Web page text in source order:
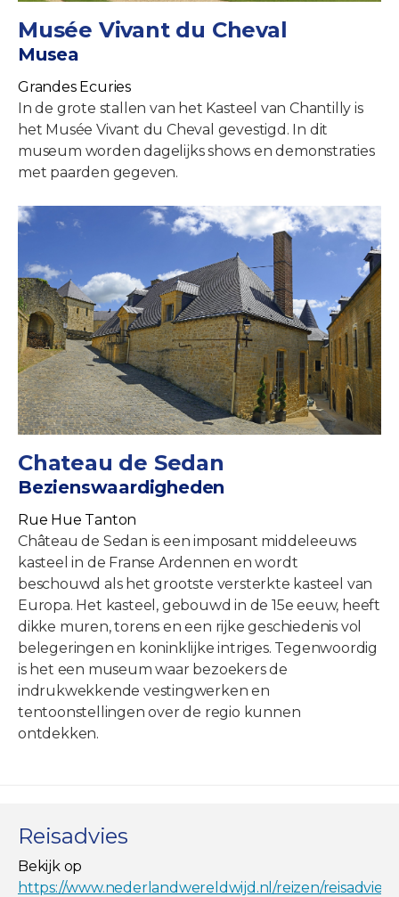
Musée Vivant du Cheval
Musea
Grandes Ecuries
In de grote stallen van het Kasteel van Chantilly is
het Musée Vivant du Cheval gevestigd. In dit
museum worden dagelijks shows en demonstraties
met paarden gegeven.
Chateau de Sedan
Bezienswaardigheden
Rue Hue Tanton
Château de Sedan is een imposant middeleeuws
kasteel in de Franse Ardennen en wordt
beschouwd als het grootste versterkte kasteel van
Europa. Het kasteel, gebouwd in de 15e eeuw, heeft
dikke muren, torens en een rijke geschiedenis vol
belegeringen en koninklijke intriges. Tegenwoordig
is het een museum waar bezoekers de
indrukwekkende vestingwerken en
tentoonstellingen over de regio kunnen
ontdekken.
Reisadvies
Bekijk op
https://www.nederlandwereldwijd.nl/reizen/